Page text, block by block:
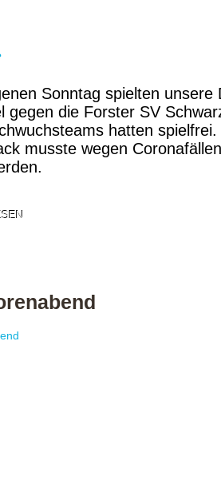
Sonntag spielten unsere
gegen die Forster SV
hatten
musste wegen